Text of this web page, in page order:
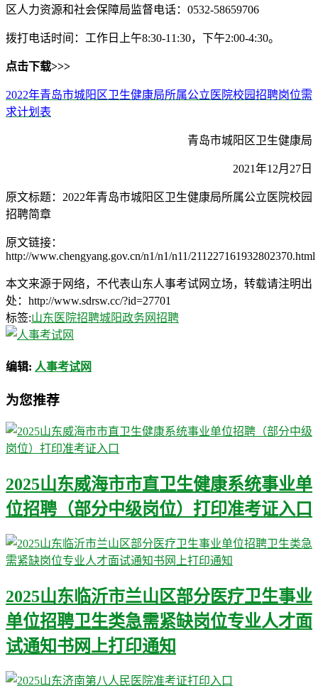
区人力资源和社会保障局监督电话：0532-58659706
拨打电话时间：工作日上午8:30-11:30，下午2:00-4:30。
点击下载>>>
2022年青岛市城阳区卫生健康局所属公立医院校园招聘岗位需
求计划表
青岛市城阳区卫生健康局
2021年12月27日
原文标题：2022年青岛市城阳区卫生健康局所属公立医院校园
招聘简章
原文链接：
http://www.chengyang.gov.cn/n1/n1/n11/211227161932802370.html
本文来源于网络，不代表山东人事考试网立场，转载请注明出
处：http://www.sdrsw.cc/?id=27701
标签:山东医院招聘城阳政务网招聘
编辑: 人事考试网
为您推荐
2025山东威海市市直卫生健康系统事业单
位招聘（部分中级岗位）打印准考证入口
2025山东临沂市兰山区部分医疗卫生事业
单位招聘卫生类急需紧缺岗位专业人才面
试通知书网上打印通知